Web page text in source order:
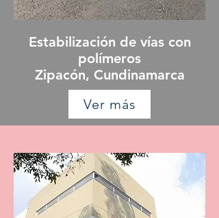
Estabilización de vías con
polímeros
Zipacón, Cundinamarca
Ver más